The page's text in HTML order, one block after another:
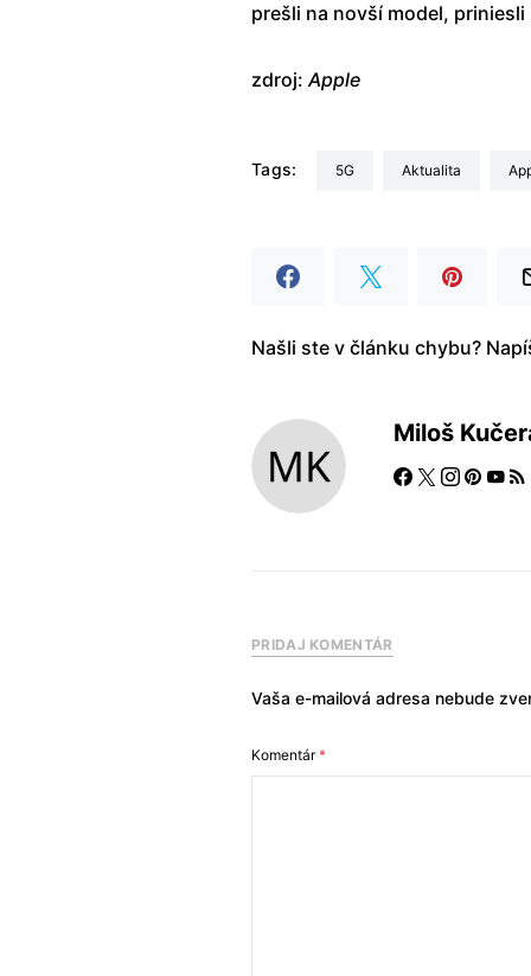
prešli na novší model,
zdroj:Apple
Tags: 5G aktualita
Našli ste v článku chybu?
Miloš
PRIDAJ KOMENTÁR
Vaša e-mailová adresa nebude
Komentár*